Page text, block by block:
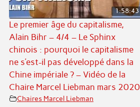
1:58:43
Le premier âge du capitalisme,
Alain Bihr – 4/4 – Le Sphinx
chinois : pourquoi le capitalisme
ne s’est-il pas développé dans la
Chine impériale ? – Vidéo de la
Chaire Marcel Liebman mars 2020
Chaires Marcel Liebman